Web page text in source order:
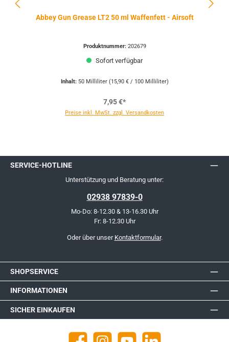
Abbey Gun Grease LT2 50 ml Waffenfett - Airsoft
Produktnummer: 202679
Sofort verfügbar
Inhalt: 50 Milliliter (15,90 € / 100 Milliliter)
7,95 €*
Preise inkl. MwSt. zzgl. Versandkosten
SERVICE-HOTLINE
Unterstützung und Beratung unter:
02938 97839-0
Mo-Do: 8-12.30 & 13-16.30 Uhr
Fr: 8-12.30 Uhr
Oder über unser Kontaktformular.
SHOPSERVICE
INFORMATIONEN
SICHER EINKAUFEN